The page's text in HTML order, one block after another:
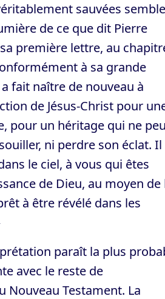
sauvées semble
de ce que dit Pierre
première lettre, au
à sa grande
fait naître de nouveau à
de Jésus-Christ pour
pour un héritage qui ne
ni perdre son éclat. Il
le ciel, à vous qui êtes
de Dieu, au moyen de
à être révélé dans les
paraît la plus
avec le reste de
Nouveau Testament. La